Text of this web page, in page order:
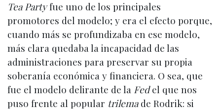
Tea Partyfue uno de los principales
promotores del modelo; y era el efecto porque,
cuando más se profundizaba en ese modelo,
más clara quedaba la incapacidad de las
administraciones para preservar su propia
soberanía económica y financiera. O sea, que
fue el modelo delirante de la Fedel que nos
puso frente al popular trilemade Rodrik: si